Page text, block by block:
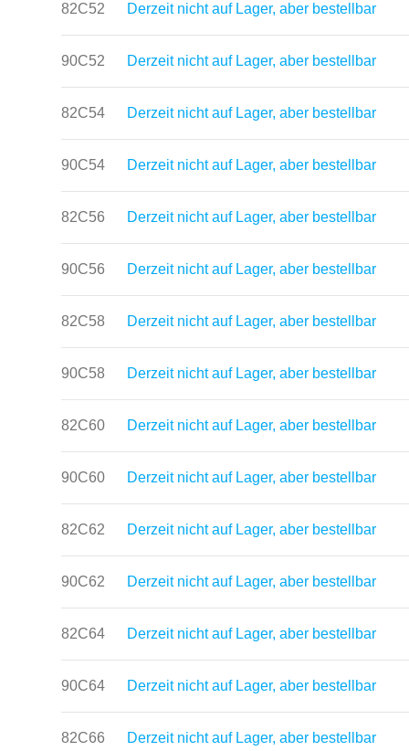
82C52 Derzeit nicht auf Lager, aber bestellbar
90C52 Derzeit nicht auf Lager, aber bestellbar
82C54 Derzeit nicht auf Lager, aber bestellbar
90C54 Derzeit nicht auf Lager, aber bestellbar
82C56 Derzeit nicht auf Lager, aber bestellbar
90C56 Derzeit nicht auf Lager, aber bestellbar
82C58 Derzeit nicht auf Lager, aber bestellbar
90C58 Derzeit nicht auf Lager, aber bestellbar
82C60 Derzeit nicht auf Lager, aber bestellbar
90C60 Derzeit nicht auf Lager, aber bestellbar
82C62 Derzeit nicht auf Lager, aber bestellbar
90C62 Derzeit nicht auf Lager, aber bestellbar
82C64 Derzeit nicht auf Lager, aber bestellbar
90C64 Derzeit nicht auf Lager, aber bestellbar
82C66 Derzeit nicht auf Lager, aber bestellbar